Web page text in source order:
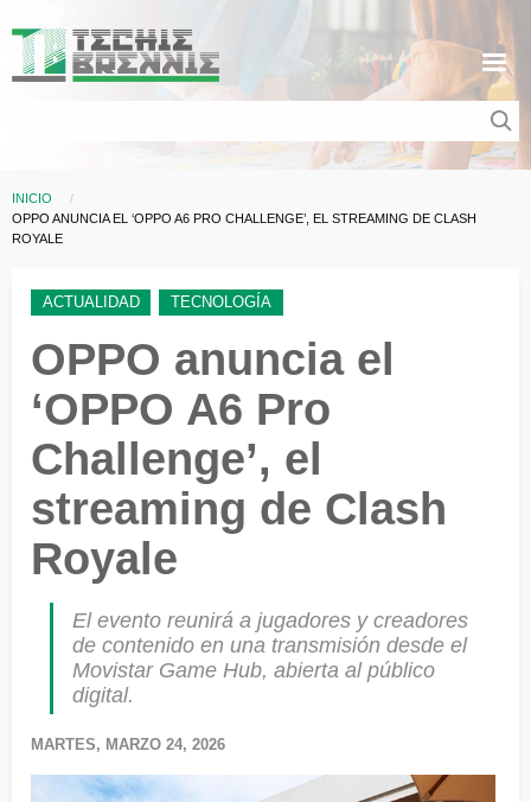
Sobrescribir enlaces de ayuda a la navegación
INICIO
CURRENT:
OPPO ANUNCIA EL ‘OPPO A6 PRO CHALLENGE’, EL STREAMING DE CLASH
ROYALE
ACTUALIDAD TECNOLOGÍA
OPPO anuncia el
‘OPPO A6 Pro
Challenge’, el
streaming de Clash
Royale
El evento reunirá a jugadores y creadores
de contenido en una transmisión desde el
Movistar Game Hub, abierta al público
digital.
MARTES, MARZO 24, 2026